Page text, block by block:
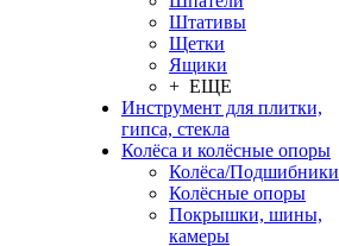
Штативы
Щетки
Ящики
+ ЕЩЕ
Инструмент для плитки,
гипса, стекла
Колёса и колёсные опоры
Колёса/Подшибники
Колёсные опоры
Покрышки, шины,
камеры